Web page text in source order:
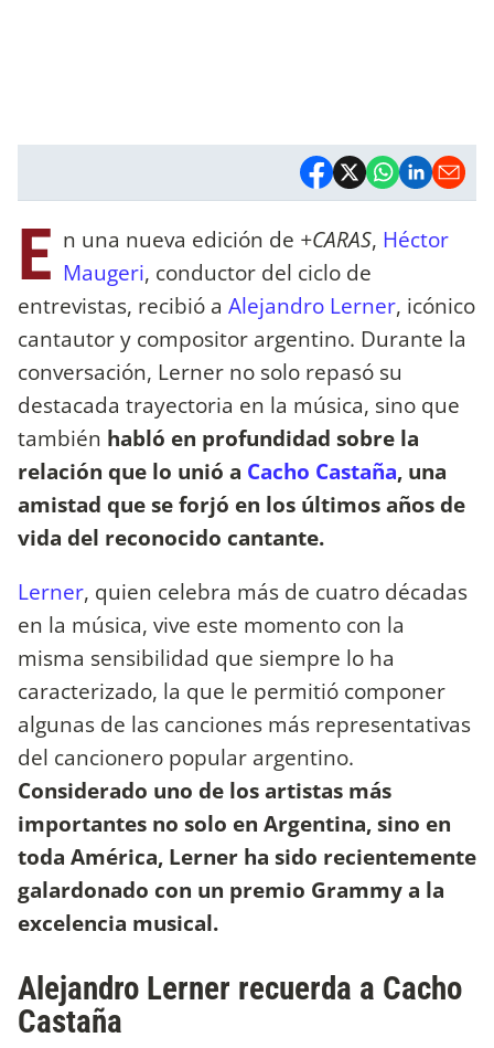
E n una nueva edición de +CARAS, Héctor
Maugeri, conductor del ciclo de
entrevistas, recibió a Alejandro Lerner, icónico
cantautor y compositor argentino. Durante la
conversación, Lerner no solo repasó su
destacada trayectoria en la música, sino que
también habló en profundidad sobre la
relación que lo unió a Cacho Castaña, una
amistad que se forjó en los últimos años de
vida del reconocido cantante.
Lerner, quien celebra más de cuatro décadas
en la música, vive este momento con la
misma sensibilidad que siempre lo ha
caracterizado, la que le permitió componer
algunas de las canciones más representativas
del cancionero popular argentino.
Considerado uno de los artistas más
importantes no solo en Argentina, sino en
toda América, Lerner ha sido recientemente
galardonado con un premio Grammy a la
excelencia musical.
Alejandro Lerner recuerda a Cacho
Castaña